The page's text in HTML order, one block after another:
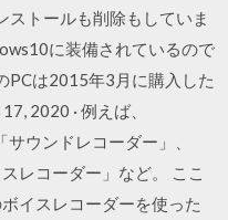
ストールも削除もしていま
に装備されているので
PCは2015年3月に購入した
2020 · 例えば、
ウンドレコーダー」、
レコーダー」など。 ここ
イスレコーダーを使った